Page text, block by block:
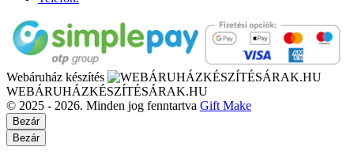
Webáruház készítés
WEBÁRUHÁZKÉSZÍTÉSÁRAK.HU
© 2025 - 2026. Minden jog fenntartva Gift Make
Bezár
Bezár